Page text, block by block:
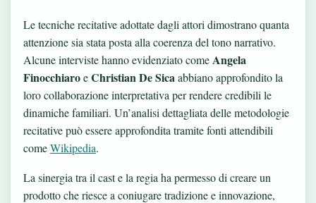
Le tecniche recitative adottate dagli attori dimostrano quanta
attenzione sia stata posta alla coerenza del tono narrativo.
Alcune interviste hanno evidenziato comeAngela
FinocchiaroeChristian De Sicaabbiano approfondito la
loro collaborazione interpretativa per rendere credibili le
dinamiche familiari. Un’analisi dettagliata delle metodologie
recitative può essere approfondita tramite fonti attendibili
comeWikipedia.
La sinergia tra il cast e la regia ha permesso di creare un
prodotto che riesce a coniugare tradizione e innovazione,